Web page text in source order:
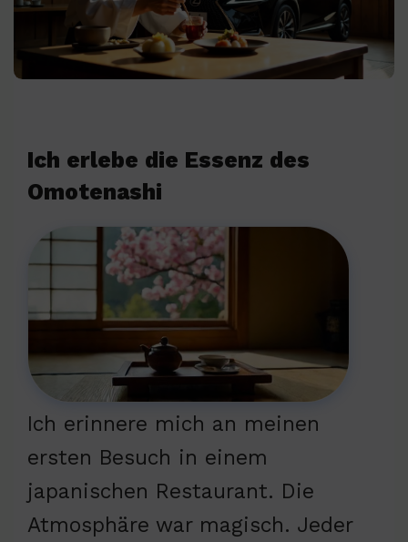
Ich erlebe die Essenz des
Omotenashi
Ich erinnere mich an meinen
ersten Besuch in einem
japanischen Restaurant. Die
Atmosphäre war magisch. Jeder